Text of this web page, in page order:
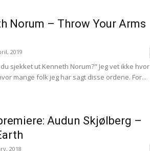
Norum – Throw Your Arms
2019
sjekket ut Kenneth Norum?" Jeg vet ikke hvor
mange folk jeg har sagt disse ordene. For...
Audun Skjølberg –
2018